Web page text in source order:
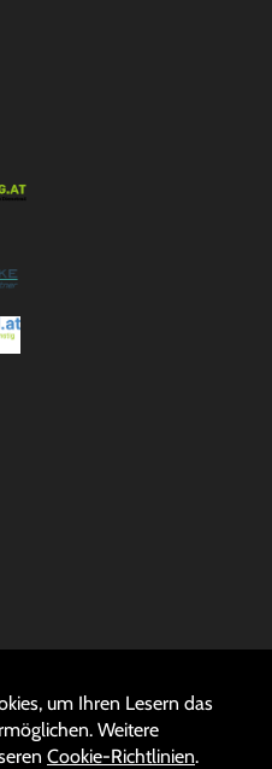
um Ihren Lesern das
Weitere
Cookie-Richtlinien.
Auftrag widerrufen